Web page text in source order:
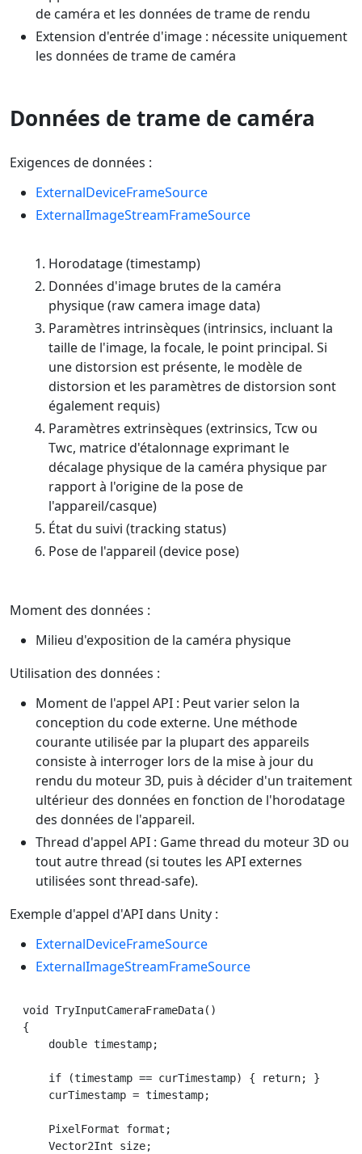
de caméra et les données de trame de rendu
Extension d'entrée d'image : nécessite uniquement
les données de trame de caméra
Données de trame de caméra
Exigences de données :
ExternalDeviceFrameSource
ExternalImageStreamFrameSource
Horodatage (timestamp)
Données d'image brutes de la caméra
physique (raw camera image data)
Paramètres intrinsèques (intrinsics, incluant la
taille de l'image, la focale, le point principal. Si
une distorsion est présente, le modèle de
distorsion et les paramètres de distorsion sont
également requis)
Paramètres extrinsèques (extrinsics, Tcw ou
Twc, matrice d'étalonnage exprimant le
décalage physique de la caméra physique par
rapport à l'origine de la pose de
l'appareil/casque)
État du suivi (tracking status)
Pose de l'appareil (device pose)
Moment des données :
Milieu d'exposition de la caméra physique
Utilisation des données :
Moment de l'appel API : Peut varier selon la
conception du code externe. Une méthode
courante utilisée par la plupart des appareils
consiste à interroger lors de la mise à jour du
rendu du moteur 3D, puis à décider d'un traitement
ultérieur des données en fonction de l'horodatage
des données de l'appareil.
Thread d'appel API : Game thread du moteur 3D ou
tout autre thread (si toutes les API externes
utilisées sont thread-safe).
Exemple d'appel d'API dans Unity :
ExternalDeviceFrameSource
ExternalImageStreamFrameSource
void TryInputCameraFrameData()
{
    double timestamp;
    if (timestamp == curTimestamp) { return; }
    curTimestamp = timestamp;
    PixelFormat format;
    Vector2Int size;